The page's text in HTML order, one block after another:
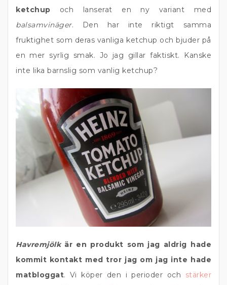
ketchup och lanserat en ny variant med
balsamvinäger. Den har inte riktigt samma
fruktighet som deras vanliga ketchup och bjuder på
en mer syrlig smak. Jo jag gillar faktiskt. Kanske
inte lika barnslig som vanlig ketchup?
Havremjölkär en produkt som jag aldrig hade
kommit kontakt med tror jag om jag inte hade
matbloggat. Vi köper den i perioder och stärker